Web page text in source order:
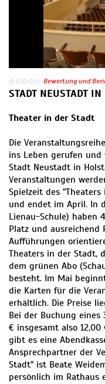
Bewertung und
STADT NEUSTADT
Theater in der Stadt
Die
ins Leben gerufen
Stadt Neustadt in
Veranstaltungen
Spielzeit des
und endet im April. In
Lienau-Schule) haben
Platz und ausreichend
Aufführungen
Theaters in der Stadt,
dem grünen Abo
besteht. Im Mai
die Karten für die
erhältlich. Die Preise
Bei der Buchung
€ insgesamt also
gibt es eine
Ansprechpartner der
Stadt" ist Beate
persönlich im Rathaus